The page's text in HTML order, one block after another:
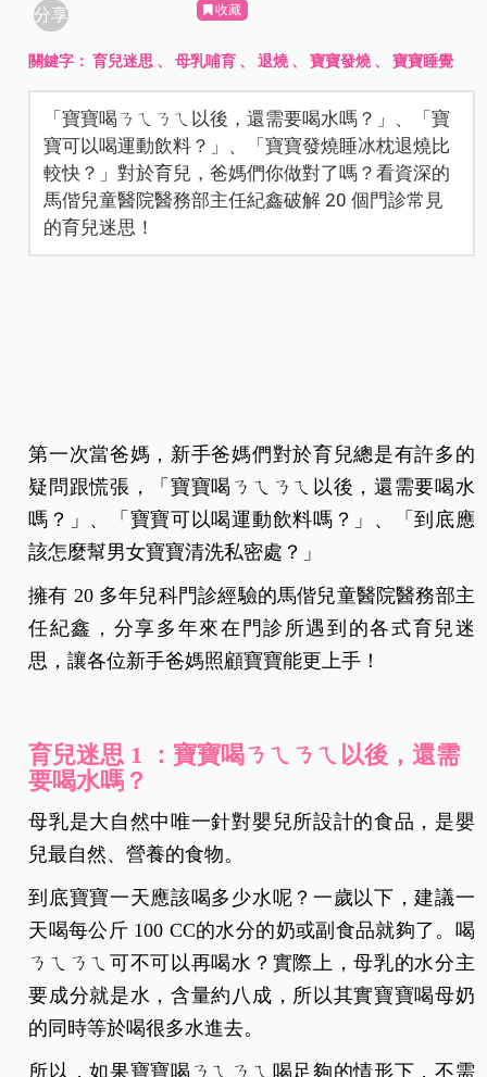
分享 收藏
關鍵字：育兒迷思 、母乳哺育 、退燒 、寶寶發燒 、寶寶睡覺
「寶寶喝ㄋㄟㄋㄟ以後，還需要喝水嗎？」、「寶
寶可以喝運動飲料？」、「寶寶發燒睡冰枕退燒比
較快？」對於育兒，爸媽們你做對了嗎？看資深的
馬偕兒童醫院醫務部主任紀鑫破解 20 個門診常見
的育兒迷思！
嗎？」、「寶寶可以喝運動飲料嗎？」、「到底應
該怎麼幫男女寶寶清洗私密處？」
擁有 20 多年兒科門診經驗的馬偕兒童醫院醫務部主
任紀鑫，分享多年來在門診所遇到的各式育兒迷
思，讓各位新手爸媽照顧寶寶能更上手！
育兒迷思 1 ：寶寶喝ㄋㄟㄋㄟ以後，還需
要喝水嗎？
母乳是大自然中唯一針對嬰兒所設計的食品，是嬰